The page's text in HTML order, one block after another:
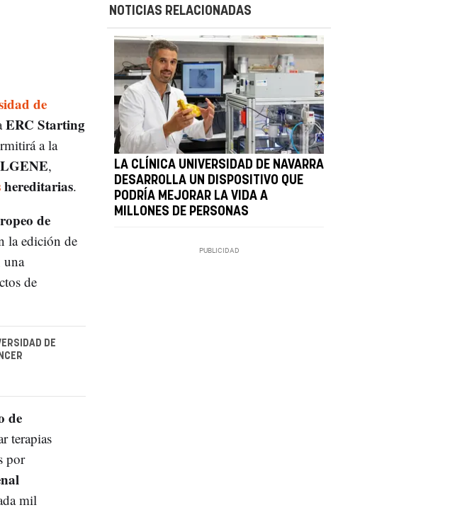
de
ERC Starting
a la
,
hereditarias.
de
la edición de
de
DE
de
terapias
por
mil
NOTICIAS RELACIONADAS
LA CLÍNICA UNIVERSIDAD DE NAVARRA
DESARROLLA UN DISPOSITIVO QUE
PODRÍA MEJORAR LA VIDA A
MILLONES DE PERSONAS